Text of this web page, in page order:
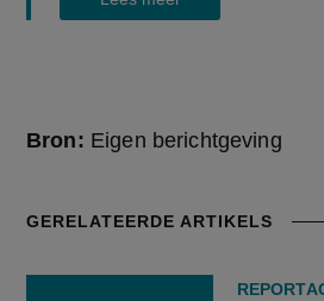
Bron: Eigen berichtgeving
GERELATEERDE ARTIKELS